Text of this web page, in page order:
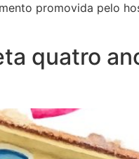
promovida pelo
quatro